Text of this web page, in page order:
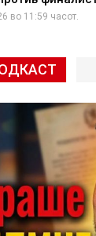
во 11:59 часот.